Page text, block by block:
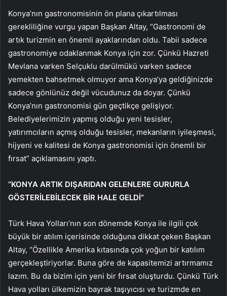
Konya’nın gastronomisinin ön plana çıkartılması
gerekliliğine vurgu yapan Başkan Altay, “Gastronomi de
artık turizmin en önemli ayaklarından oldu. Tabii sadece
gastronomiye odaklanmak Konya için zor. Çünkü Hazreti
Mevlana varken Selçuklu darülmükü varken sadece
yemekten bahsetmek olmuyor ama Konya’ya geldiğinizde
sadece gönlünüz değil vücudunuz da doyar. Çünkü
Konya’nın gastronomisi gün geçtikçe gelişiyor.
Belediyelerimizin yapmış olduğu yeni tesisler,
yatırımcıların açmış olduğu tesisler, mekanların iyileşmesi,
hijyeni ve kalitesi de Konya gastronomisi için önemli bir
fırsat” açıklamasını yaptı.
“KONYA ARTIK DIŞARIDAN GELENLERE GURURLA
GÖSTERİLEBİLECEK BİR HALE GELDİ”
Türk Hava Yolları’nın son dönemde Konya ile ilgili çok
büyük bir atılım içerisinde olduğuna dikkat çeken Başkan
Altay, “Özellikle Amerika kıtasında çok yoğun bir katılım
gerçekleştiriyorlar. Buna göre de kapasitemizi artırmamız
lazım. Bu da bizim için yeni bir fırsat oluşturdu. Çünkü Türk
Hava yolları ülkemizin bayrak taşıyıcısı ve turizmde en